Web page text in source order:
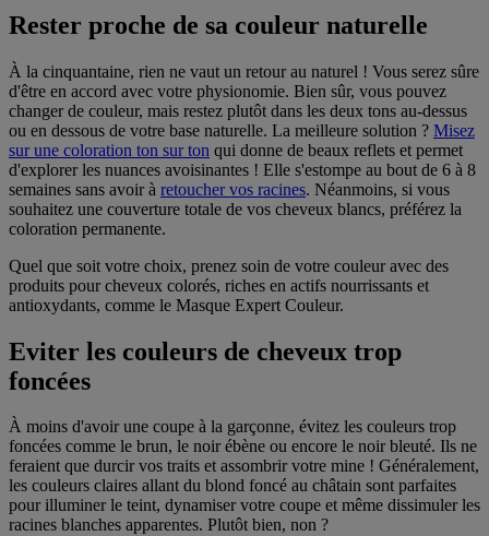
Rester proche de sa couleur naturelle
À la cinquantaine, rien ne vaut un retour au naturel ! Vous serez sûre
d'être en accord avec votre physionomie. Bien sûr, vous pouvez
changer de couleur, mais restez plutôt dans les deux tons au-dessus
ou en dessous de votre base naturelle. La meilleure solution ? Misez
sur une coloration ton sur ton qui donne de beaux reflets et permet
d'explorer les nuances avoisinantes ! Elle s'estompe au bout de 6 à 8
semaines sans avoir à retoucher vos racines. Néanmoins, si vous
souhaitez une couverture totale de vos cheveux blancs, préférez la
coloration permanente.
Quel que soit votre choix, prenez soin de votre couleur avec des
produits pour cheveux colorés, riches en actifs nourrissants et
antioxydants, comme le Masque Expert Couleur.
Eviter les couleurs de cheveux trop
foncées
À moins d'avoir une coupe à la garçonne, évitez les couleurs trop
foncées comme le brun, le noir ébène ou encore le noir bleuté. Ils ne
feraient que durcir vos traits et assombrir votre mine ! Généralement,
les couleurs claires allant du blond foncé au châtain sont parfaites
pour illuminer le teint, dynamiser votre coupe et même dissimuler les
racines blanches apparentes. Plutôt bien, non ?